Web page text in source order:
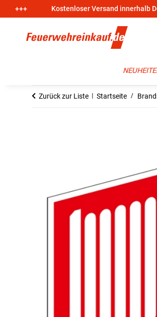
+++ Kostenloser Versand innerhalb
Zurück zur Liste Startseite